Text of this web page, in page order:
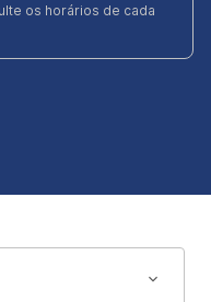
os horários de cada